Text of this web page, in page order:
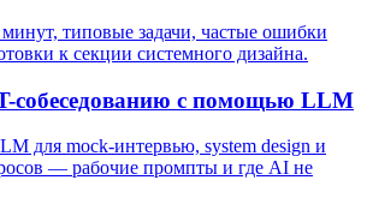
минут, типовые задачи, частые ошибки
к секции системного дизайна.
собеседованию с помощью LLM
для mock-интервью, system design и
— рабочие промпты и где AI не